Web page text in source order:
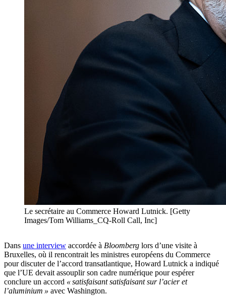
Le secrétaire au Commerce Howard Lutnick. [Getty
Images/Tom Williams_CQ-Roll Call, Inc]
Dans une interview accordée à Bloomberg lors d’une visite à
Bruxelles, où il rencontrait les ministres européens du Commerce
pour discuter de l’accord transatlantique, Howard Lutnick a indiqué
que l’UE devait assouplir son cadre numérique pour espérer
conclure un accord « satisfaisant satisfaisant sur l’acier et
l’aluminium » avec Washington.